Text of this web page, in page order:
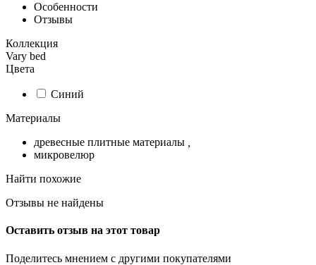
Особенности
Отзывы
Коллекция
Vary bed
Цвета
Синий
Материалы
древесные плитные материалы
микровелюр
Найти похожие
Отзывы не найдены
Оставить отзыв на этот товар
Поделитесь мнением с другими покупателями